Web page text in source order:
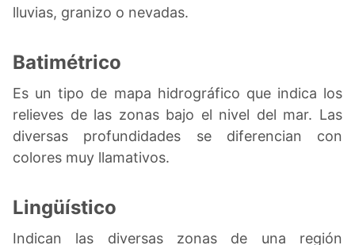
lluvias, granizo o nevadas.
Batimétrico
Es un tipo de mapa hidrográfico que indica los
relieves de las zonas bajo el nivel del mar. Las
diversas profundidades se diferencian con
colores muy llamativos.
Lingüístico
Indican las diversas zonas de una región